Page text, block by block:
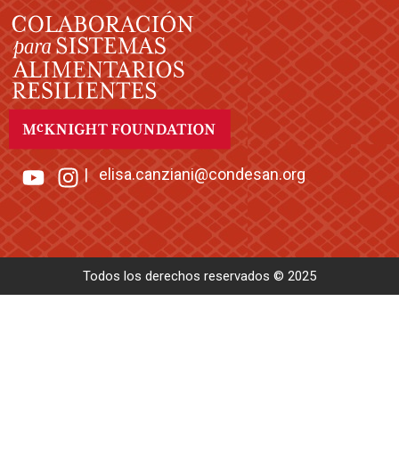
|elisa.canziani@condesan.org
Todos los derechos reservados © 2025